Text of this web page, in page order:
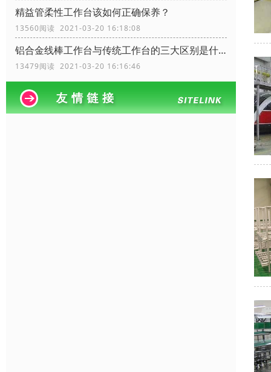
精益管柔性工作台该如何正确保养？
13560阅读 2021-03-20 16:18:08
铝合金线棒工作台与传统工作台的三大区别是什么？
13479阅读 2021-03-20 16:16:46